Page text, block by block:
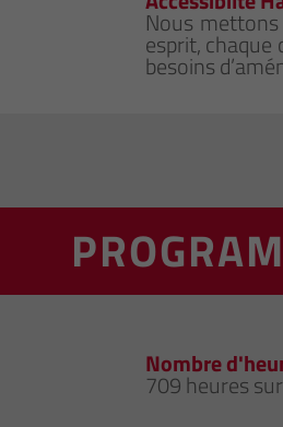
Nous
esprit,
besoins
Nombre
709 heures